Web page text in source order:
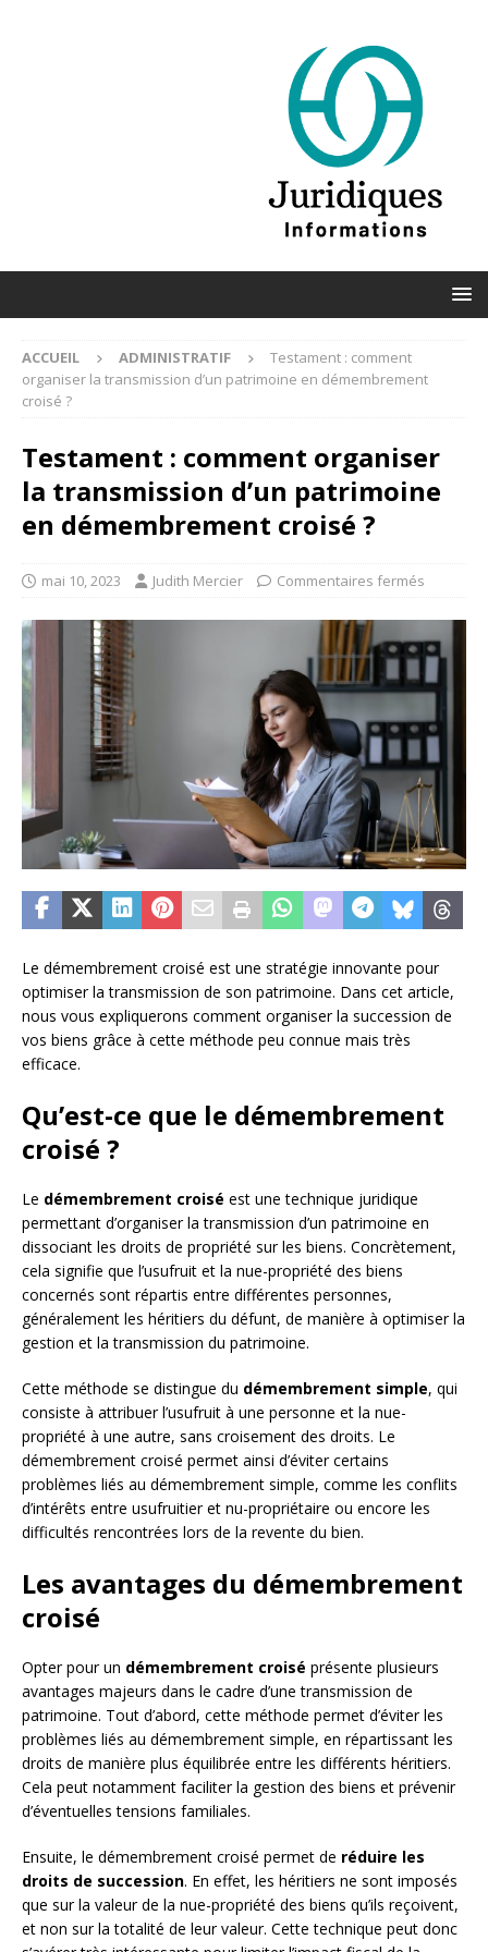
ACCUEIL ADMINISTRATIF
Testament : comment
organiser la transmission d’un patrimoine en démembrement
croisé ?
Testament : comment organiser
la transmission d’un patrimoine
en démembrement croisé ?
mai 10, 2023 Judith Mercier Commentaires fermés
Le démembrement croisé est une stratégie innovante pour
optimiser la transmission de son patrimoine. Dans cet article,
nous vous expliquerons comment organiser la succession de
vos biens grâce à cette méthode peu connue mais très
efficace.
Qu’est-ce que le démembrement
croisé ?
Le démembrement croisé est une technique juridique
permettant d’organiser la transmission d’un patrimoine en
dissociant les droits de propriété sur les biens. Concrètement,
cela signifie que l’usufruit et la nue-propriété des biens
concernés sont répartis entre différentes personnes,
généralement les héritiers du défunt, de manière à optimiser la
gestion et la transmission du patrimoine.
Cette méthode se distingue du démembrement simple, qui
consiste à attribuer l’usufruit à une personne et la nue-
propriété à une autre, sans croisement des droits. Le
démembrement croisé permet ainsi d’éviter certains
problèmes liés au démembrement simple, comme les conflits
d’intérêts entre usufruitier et nu-propriétaire ou encore les
difficultés rencontrées lors de la revente du bien.
Les avantages du démembrement
croisé
Opter pour un démembrement croisé présente plusieurs
avantages majeurs dans le cadre d’une transmission de
patrimoine. Tout d’abord, cette méthode permet d’éviter les
problèmes liés au démembrement simple, en répartissant les
droits de manière plus équilibrée entre les différents héritiers.
Cela peut notamment faciliter la gestion des biens et prévenir
d’éventuelles tensions familiales.
Ensuite, le démembrement croisé permet de réduire les
droits de succession. En effet, les héritiers ne sont imposés
que sur la valeur de la nue-propriété des biens qu’ils reçoivent,
et non sur la totalité de leur valeur. Cette technique peut donc